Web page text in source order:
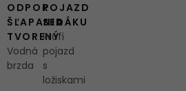
ODPOR
ŠĽAPANIA
TVORENÝ
Vodná
brzda
POJAZD
SEDÁKU
Profi
pojazd
s
ložiskami